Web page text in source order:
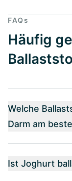
FAQs
Häufig
Welche
Darm am
Ist Joghurt